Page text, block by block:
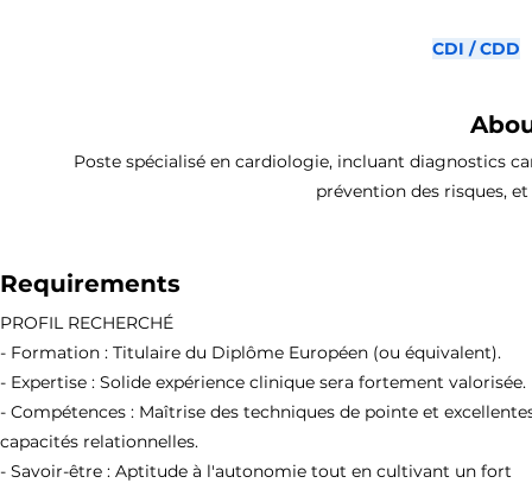
CDI / CDD
Poste spécialisé en cardiologie, incluant diagnostics
prévention des risques,
Requirements
PROFIL RECHERCHÉ
- Formation : Titulaire du Diplôme Européen (ou équivalent).
- Expertise : Solide expérience clinique sera fortement valorisée.
- Compétences : Maîtrise des techniques de pointe et
capacités relationnelles.
- Savoir-être : Aptitude à l'autonomie tout en cultivant un fort